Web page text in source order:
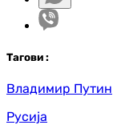
Тагови :
Владимир Путин
Русија